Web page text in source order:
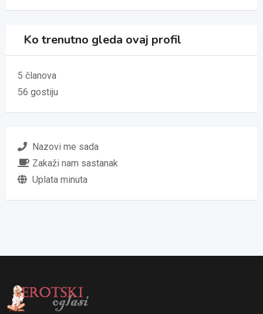
Ko trenutno gleda ovaj profil
5 članova
56 gostiju
Nazovi me sada
Zakaži nam sastanak
Uplata minuta